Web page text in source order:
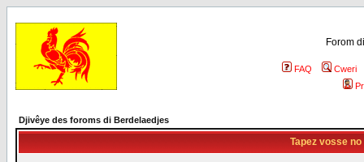
Forom
FAQ
Cweri
Djivêye des foroms di Berdelaedjes
Tapez vosse